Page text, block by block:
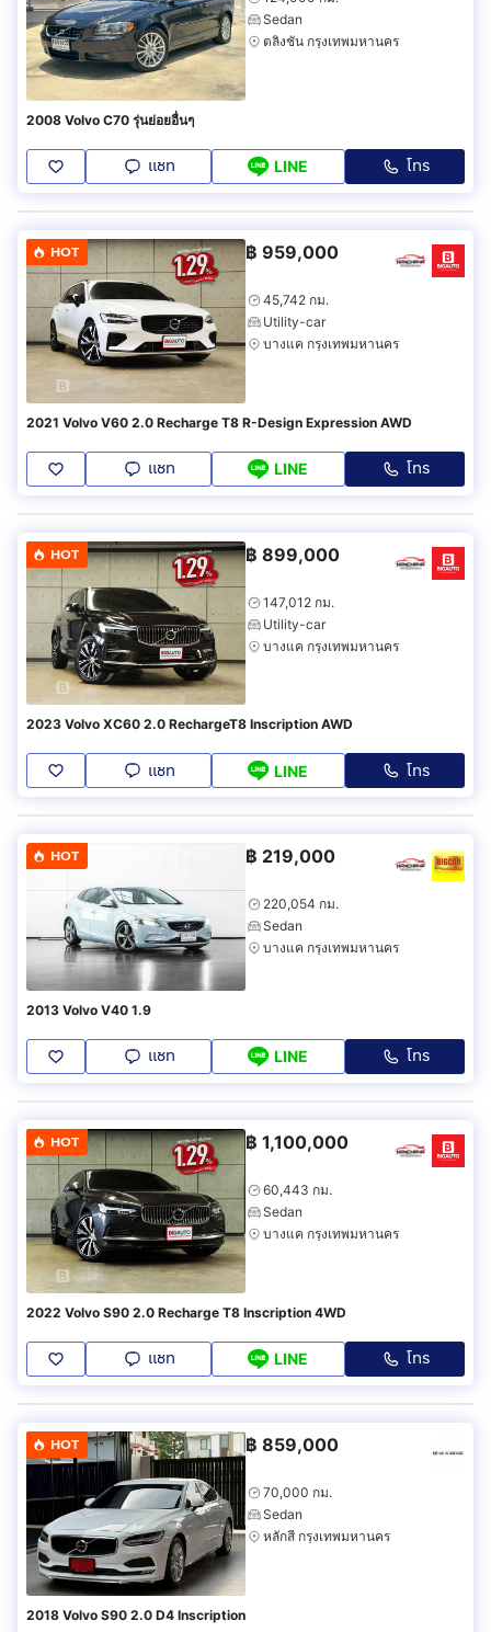
Sedan
ตลิ่งชัน กรุงเทพมหานคร
2008 Volvo C70 รุ่นย่อยอื่นๆ
แชท LINE โทร
HOT ฿ 959,000
45,742 กม.
Utility-car
บางแค กรุงเทพมหานคร
2021 Volvo V60 2.0 Recharge T8 R-Design Expression AWD
แชท LINE โทร
HOT ฿ 899,000
147,012 กม.
Utility-car
บางแค กรุงเทพมหานคร
2023 Volvo XC60 2.0 RechargeT8 Inscription AWD
แชท LINE โทร
HOT ฿ 219,000
220,054 กม.
Sedan
บางแค กรุงเทพมหานคร
2013 Volvo V40 1.9
แชท LINE โทร
HOT ฿ 1,100,000
60,443 กม.
Sedan
บางแค กรุงเทพมหานคร
2022 Volvo S90 2.0 Recharge T8 Inscription 4WD
แชท LINE โทร
HOT ฿ 859,000
70,000 กม.
Sedan
หลักสี่ กรุงเทพมหานคร
2018 Volvo S90 2.0 D4 Inscription